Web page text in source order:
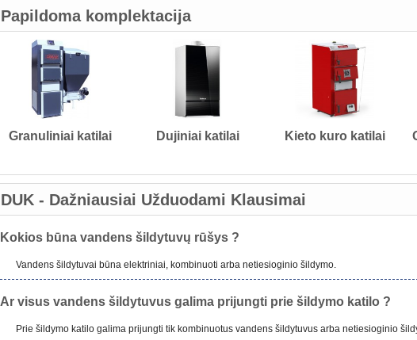
Papildoma komplektacija
Granuliniai katilai Dujiniai katilai Kieto kuro katilai
DUK - Dažniausiai Užduodami Klausimai
Kokios būna vandens šildytuvų rūšys ?
Vandens šildytuvai būna elektriniai, kombinuoti arba netiesioginio šildymo.
Ar visus vandens šildytuvus galima prijungti prie šildymo katilo ?
Prie šildymo katilo galima prijungti tik kombinuotus vandens šildytuvus arba netiesioginio